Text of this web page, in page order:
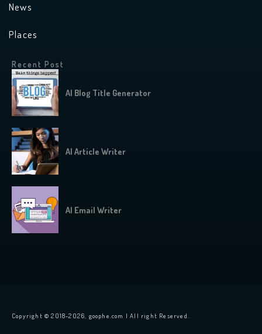
News
Places
Recent Post
AI Blog Title Generator
AI Article Writer
AI Email Writer
Copyright © 2018-2026, goophe.com | All right Reserved.